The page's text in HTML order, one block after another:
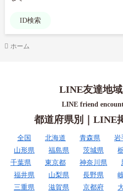
ID検索
ホーム
LINE友達地
LINE friend
都道府県別｜LINE
全国 北海道 青森県 岩
山形県
福島県 茨城県
千葉県
東京都 神奈川県
福井県
山梨県 長野県
三重県
滋賀県 京都府